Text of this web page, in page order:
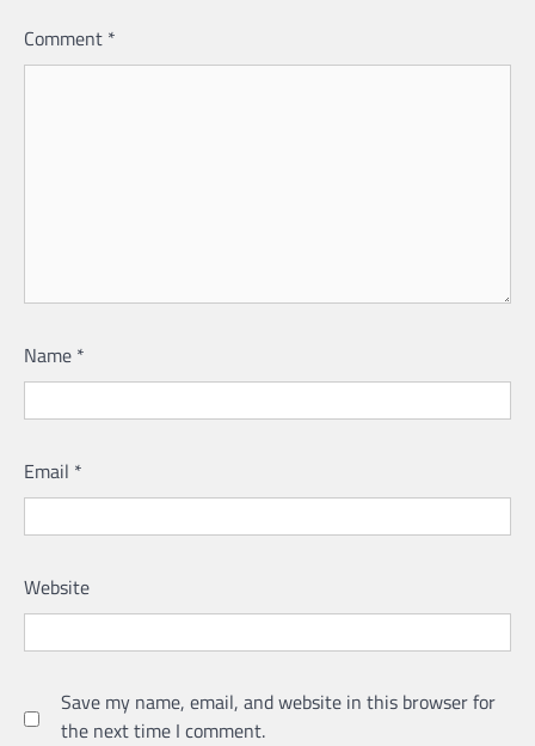
Comment *
Name *
Email *
Website
Save my name, email, and website in this browser for
the next time I comment.